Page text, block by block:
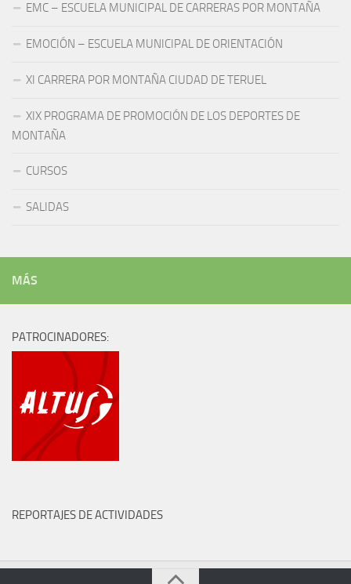
EMC – ESCUELA MUNICIPAL DE CARRERAS POR MONTAÑA
EMOCIÓN – ESCUELA MUNICIPAL DE ORIENTACIÓN
XI CARRERA POR MONTAÑA CIUDAD DE TERUEL
XIX PROGRAMA DE PROMOCIÓN DE LOS DEPORTES DE
MONTAÑA
CURSOS
SALIDAS
MÁS
PATROCINADORES:
REPORTAJES DE ACTIVIDADES